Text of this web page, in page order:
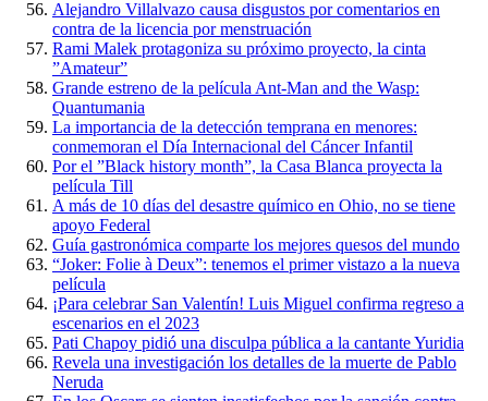
Alejandro Villalvazo causa disgustos por comentarios en
contra de la licencia por menstruación
Rami Malek protagoniza su próximo proyecto, la cinta
”Amateur”
Grande estreno de la película Ant-Man and the Wasp:
Quantumania
La importancia de la detección temprana en menores:
conmemoran el Día Internacional del Cáncer Infantil
Por el ”Black history month”, la Casa Blanca proyecta la
película Till
A más de 10 días del desastre químico en Ohio, no se tiene
apoyo Federal
Guía gastronómica comparte los mejores quesos del mundo
“Joker: Folie à Deux”: tenemos el primer vistazo a la nueva
película
¡Para celebrar San Valentín! Luis Miguel confirma regreso a
escenarios en el 2023
Pati Chapoy pidió una disculpa pública a la cantante Yuridia
Revela una investigación los detalles de la muerte de Pablo
Neruda